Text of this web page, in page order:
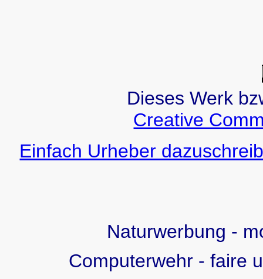
Dieses Werk
Creative
Einfach Urheber
Naturwerbung -
Computerwehr - faire